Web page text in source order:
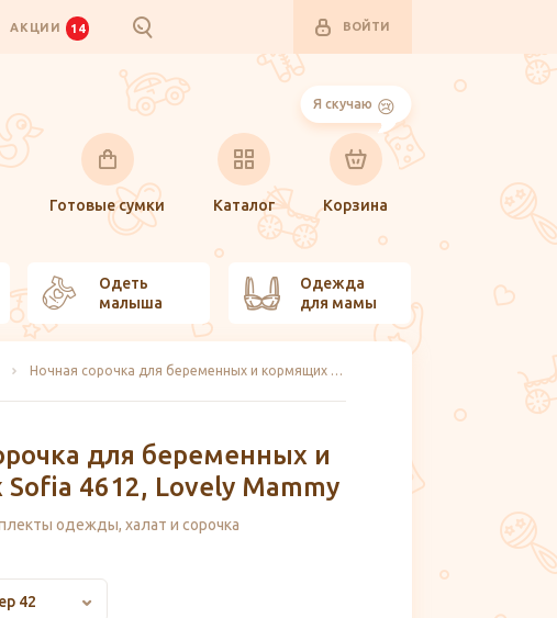
АКЦИИ 14 ВОЙТИ
Готовые сумки
Каталог
Я скучаю
Корзина
Одеть
малыша
Одежда
для мамы
Ночная сорочка для беременных и кормящих Sofia 4612, Lovely Mammy
для беременных и
4612, Lovely Mammy
одежды, халат и сорочка
42